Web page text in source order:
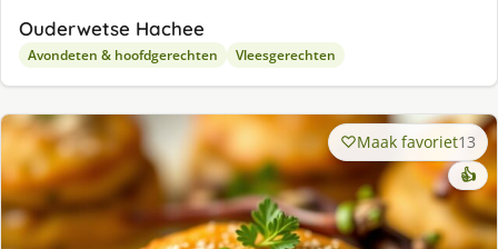
Ouderwetse Hachee
Avondeten & hoofdgerechten Vleesgerechten
Maak favoriet13
👍